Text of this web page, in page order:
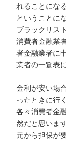
れることにな
ということに
ブラックリス
消費者金融業
者金融業者に
業者の一覧表
金利が安い場
ったときに行
各々消費者金
然だと思います
元から担保が